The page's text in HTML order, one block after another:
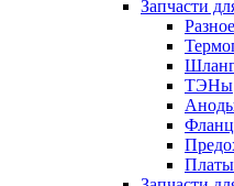
Запчасти
ТЭНы